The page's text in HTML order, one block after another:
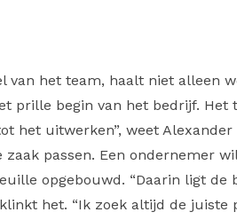
van het team, haalt niet alleen
prille begin van het bedrijf. Het
het uitwerken”, weet
passen. Een ondernemer
opgebouwd. “Daarin ligt
klinkt het. “Ik zoek altijd de